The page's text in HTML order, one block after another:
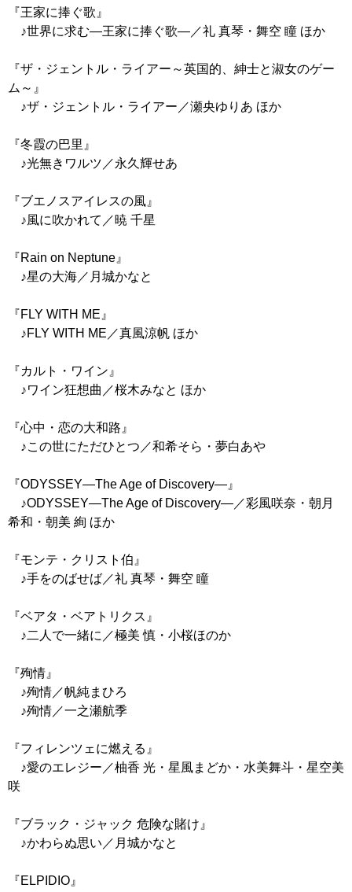
『王家に捧ぐ歌』
♪世界に求む―王家に捧ぐ歌―／礼 真琴・舞空 瞳 ほか
『ザ・ジェントル・ライアー～英国的、紳士と淑女のゲー
ム～』
♪ザ・ジェントル・ライアー／瀬央ゆりあ ほか
『冬霞の巴里』
♪光無きワルツ／永久輝せあ
『ブエノスアイレスの風』
♪風に吹かれて／暁 千星
『Rain on Neptune』
♪星の大海／月城かなと
『FLY WITH ME』
♪FLY WITH ME／真風涼帆 ほか
『カルト・ワイン』
♪ワイン狂想曲／桜木みなと ほか
『心中・恋の大和路』
♪この世にただひとつ／和希そら・夢白あや
『ODYSSEY―The Age of Discovery―』
♪ODYSSEY―The Age of Discovery―／彩風咲奈・朝月
希和・朝美 絢 ほか
『モンテ・クリスト伯』
♪手をのばせば／礼 真琴・舞空 瞳
『ベアタ・ベアトリクス』
♪二人で一緒に／極美 慎・小桜ほのか
『殉情』
♪殉情／帆純まひろ
♪殉情／一之瀬航季
『フィレンツェに燃える』
♪愛のエレジー／柚香 光・星風まどか・水美舞斗・星空美
咲
『ブラック・ジャック 危険な賭け』
♪かわらぬ思い／月城かなと
『ELPIDIO』